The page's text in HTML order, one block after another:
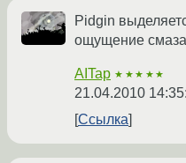
Pidgin
ощущение
AITap ★★★★★
21.04.2010
Ссылка